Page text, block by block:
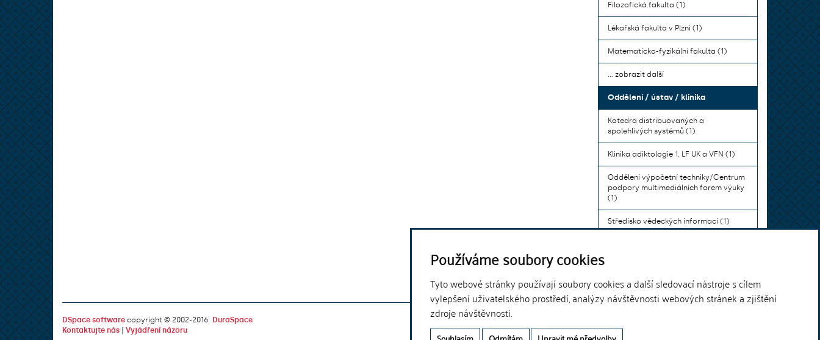
Používáme soubory cookies
Tyto webové stránky používají soubory cookies a další sledovací nástroje s cílem
vylepšení uživatelského prostředí, analýzy návštěvnosti webových stránek a zjištění
zdroje návštěvnosti.
Filozofická fakulta (1)
Lékařská fakulta v Plzni (1)
Matematicko-fyzikální fakulta (1)
... zobrazit další
Oddělení / ústav / klinika
Katedra distribuovaných a
spolehlivých systémů (1)
Klinika adiktologie 1. LF UK a VFN (1)
Oddělení výpočetní techniky/Centrum
podpory multimediálních forem výuky
(1)
Středisko vědeckých informací (1)
DSpace software copyright © 2002-2016
DuraSpace
Kontaktujte nás
Vyjádření názoru